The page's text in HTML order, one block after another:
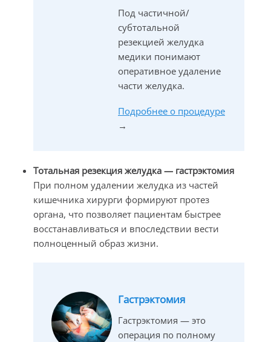
Под частичной/
субтотальной
резекцией желудка
медики понимают
оперативное удаление
части желудка.
Подробнее о процедуре
→
Тотальная резекция желудка — гастрэктомия
При полном удалении желудка из частей
кишечника хирурги формируют протез
органа, что позволяет пациентам быстрее
восстанавливаться и впоследствии вести
полноценный образ жизни.
Гастрэктомия
Гастрэктомия — это
операция по полному